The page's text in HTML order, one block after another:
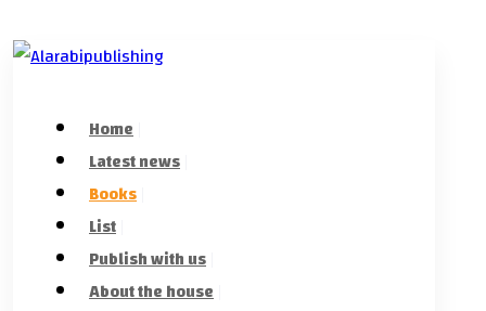
Home
Latest news
Books
List
Publish with us
About the house